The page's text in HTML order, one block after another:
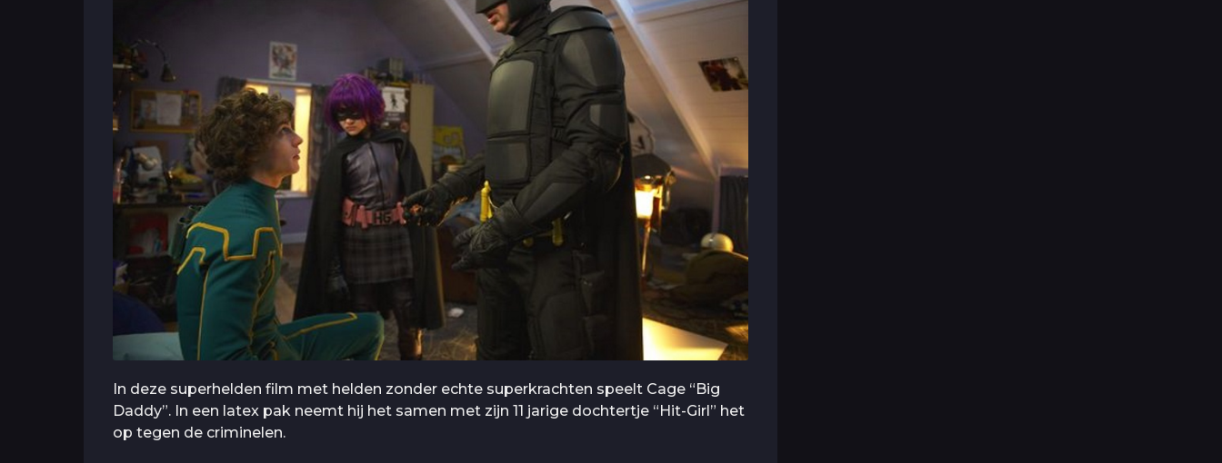
In deze superhelden film met helden zonder echte superkrachten speelt Cage “Big
Daddy”. In een latex pak neemt hij het samen met zijn 11 jarige dochtertje “Hit-Girl” het
op tegen de criminelen.